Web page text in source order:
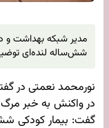
مدیر شبکه بهداشت
شش‌ساله لنده‌ای
نورمحمد نعمتی در
در واکنش به خبر